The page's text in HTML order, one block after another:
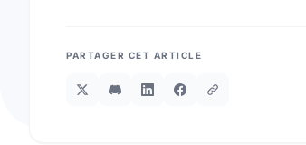
PARTAGER CET ARTICLE